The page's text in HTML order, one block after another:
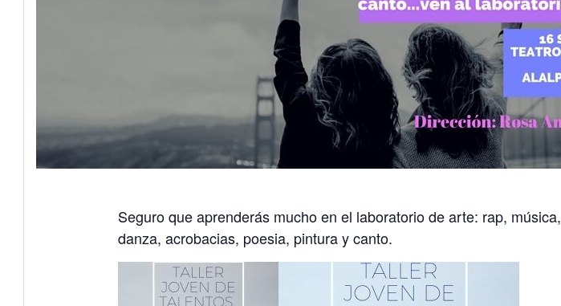
Seguro que aprenderás mucho en el laboratorio de arte: rap, música,
danza, acrobacias, poesia, pintura y canto.